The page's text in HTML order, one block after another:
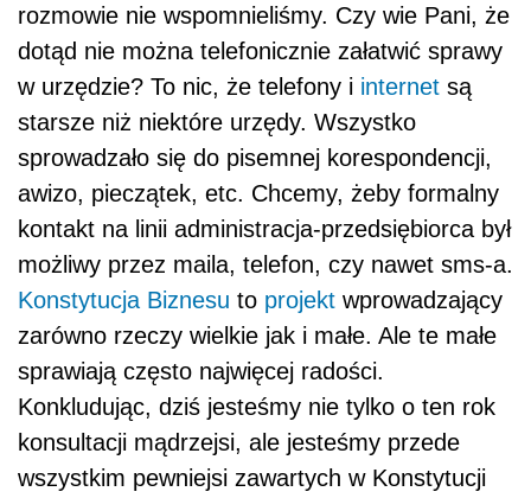
rozmowie nie wspomnieliśmy. Czy wie Pani, że
dotąd nie można telefonicznie załatwić sprawy
w urzędzie? To nic, że telefony i internet są
starsze niż niektóre urzędy. Wszystko
sprowadzało się do pisemnej korespondencji,
awizo, pieczątek, etc. Chcemy, żeby formalny
kontakt na linii administracja-przedsiębiorca był
możliwy przez maila, telefon, czy nawet sms-a.
Konstytucja Biznesu to projekt wprowadzający
zarówno rzeczy wielkie jak i małe. Ale te małe
sprawiają często najwięcej radości.
Konkludując, dziś jesteśmy nie tylko o ten rok
konsultacji mądrzejsi, ale jesteśmy przede
wszystkim pewniejsi zawartych w Konstytucji